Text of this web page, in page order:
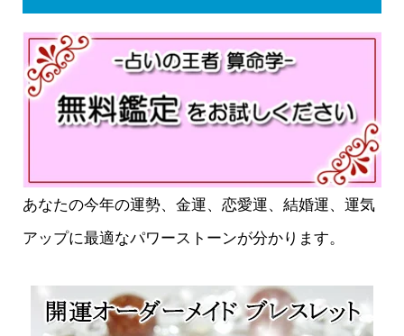
あなたの今年の運勢、金運、恋愛運、結婚運、運気
アップに最適なパワーストーンが分かります。